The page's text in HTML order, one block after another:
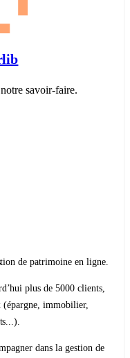
savoir-faire.
de patrimoine en ligne.
plus de 5000 clients,
(épargne, immobilier,
dans la gestion de